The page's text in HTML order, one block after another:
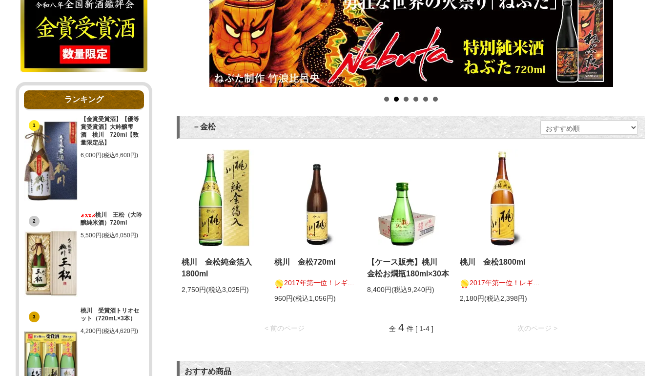
ランキング
1
【金賞受賞酒】【優等
賞受賞酒】大吟醸雫
酒 桃川 720ml【数
量限定品】
6,000円(税込6,600円)
2
桃川 王松（大吟
醸純米酒）720ml
5,500円(税込6,050円)
3
桃川 受賞酒トリオセ
ット（720mL×3本）
4,200円(税込4,620円)
－金松
桃川 金松純金箔入
1800ml
2,750円(税込3,025円)
桃川 金松720ml
2017年第一位！レギュラー酒コンクール
960円(税込1,056円)
【ケース販売】桃川
金松お燗瓶180ml×30本
8,400円(税込9,240円)
桃川 金松1800ml
2017年第一位！レギュラー酒コンクール
2,180円(税込2,398円)
< 前のページ 次のページ >
全 4 件 [ 1-4 ]
おすすめ商品